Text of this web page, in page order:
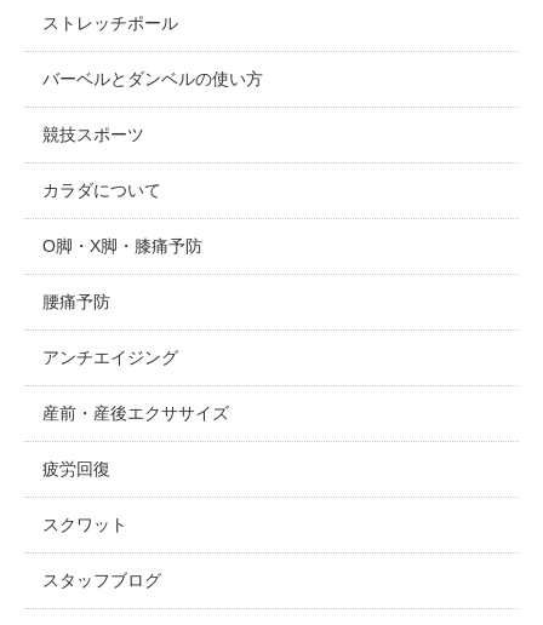
ストレッチポール
バーベルとダンベルの使い方
競技スポーツ
カラダについて
O脚・X脚・膝痛予防
腰痛予防
アンチエイジング
産前・産後エクササイズ
疲労回復
スクワット
スタッフブログ